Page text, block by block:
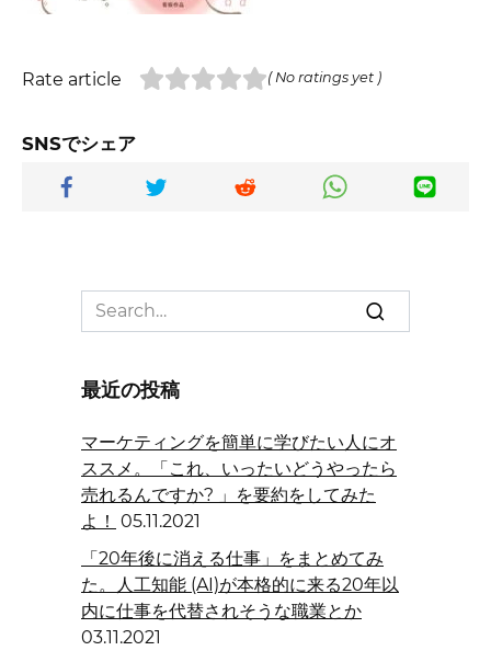
Rate article ( No ratings yet )
SNSでシェア
Search
for:
最近の投稿
マーケティングを簡単に学びたい人にオ
ススメ。「これ、いったいどうやったら
売れるんですか? 」を要約をしてみた
よ！ 05.11.2021
「20年後に消える仕事」をまとめてみ
た。人工知能 (AI)が本格的に来る20年以
内に仕事を代替されそうな職業とか
03.11.2021